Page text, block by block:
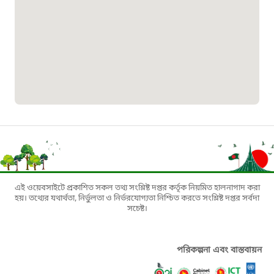
ই-জিপি ইমার্জেন্সি হটলাইন
১০০
বাংলাদেশ টেলিযোগাযোগ সেবা সংক্রান্ত
হটলাইন
বিদ্যুৎ বিভাগ সেবা সংক্রান্ত হটলাইন
এই ওয়েবসাইটে প্রকাশিত সকল তথ্য সংশ্লিষ্ট দপ্তর কর্তৃক নিয়মিত হালনাগাদ করা
হয়। তথ্যের যথার্থতা, নির্ভুলতা ও নির্ভরযোগ্যতা নিশ্চিত করতে সংশ্লিষ্ট দপ্তর সর্বদা
সচেষ্ট।
পরিকল্পনা এবং বাস্তবায়ন